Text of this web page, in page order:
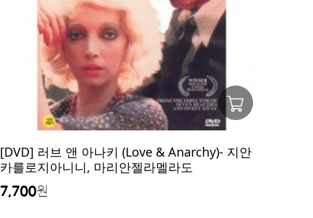
[DVD] 러브 앤 아나키 (Love & Anarchy)- 지안
카를로지아니니, 마리안젤라멜라도
7,700원